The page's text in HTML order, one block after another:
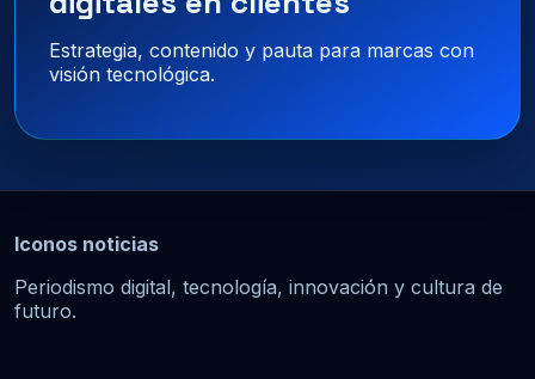
Estrategia, contenido y pauta para marcas con
visión tecnológica.
Iconos noticias
Periodismo digital, tecnología, innovación y cultura de
futuro.